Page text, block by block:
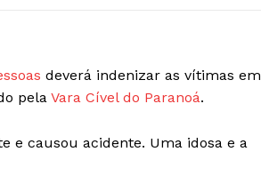
deverá indenizar as vítimas em
pela Vara Cível do Paranoá.
e causou acidente. Uma idosa e a